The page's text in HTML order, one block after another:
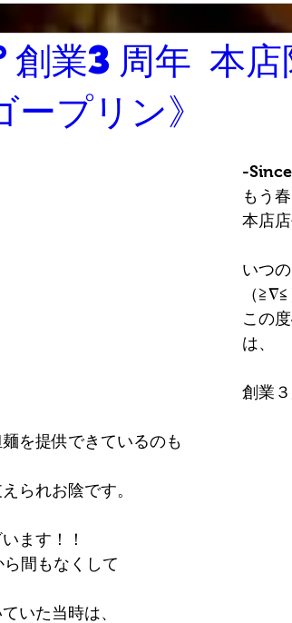
創業3周年 本
プリン》
-
もう
本店
いつ
（
この
は、
創業
を提供できているのも
られお陰です。
ます！！
間もなくして
いた当時は、